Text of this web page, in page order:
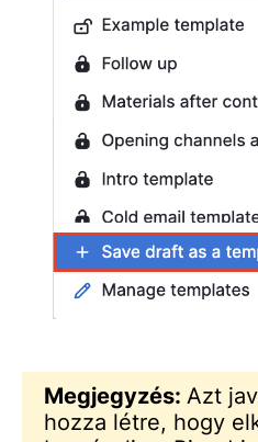
Megjegyzés: Azt
hozza létre, hogy